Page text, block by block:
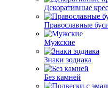
Декоративные
Православные
Мужские
Знаки зодиака
Без камней